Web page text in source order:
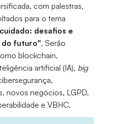
com palestras,
para o tema
desafios e
do futuro". Serão
blockchain,
artificial (IA), big
novos negócios, LGPD,
e VBHC.